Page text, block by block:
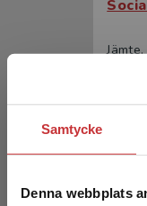
Samtycke
Denna webbplats